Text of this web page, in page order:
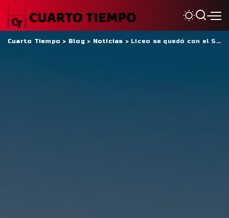
Cuarto Tiempo > Blog> Noticias > Liceo se quedó con el Seven de Banco